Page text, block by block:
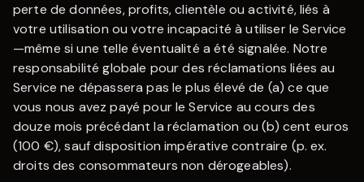
perte de données, profits, clientèle ou activité, liés à
votre utilisation ou votre incapacité à utiliser le Service
—même si une telle éventualité a été signalée. Notre
responsabilité globale pour des réclamations liées au
Service ne dépassera pas le plus élevé de (a) ce que
vous nous avez payé pour le Service au cours des
douze mois précédant la réclamation ou (b) cent euros
(100 €), sauf disposition impérative contraire (p. ex.
droits des consommateurs non dérogeables).